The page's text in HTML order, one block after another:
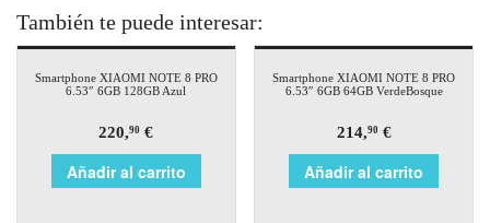
También te puede interesar:
Smartphone XIAOMI NOTE 8 PRO
6.53″ 6GB 128GB Azul
220,90 €
Añadir al carrito
Smartphone XIAOMI NOTE 8 PRO
6.53″ 6GB 64GB VerdeBosque
214,90€
Añadir al carrito